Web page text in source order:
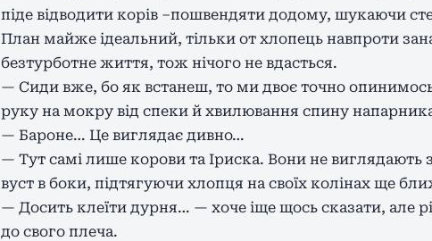
піде відводити корів –пошвендяти додому, шукаючи
План майже ідеальний, тільки от хлопець навпроти
безтурботне життя, тож нічого не вдасться.
— Сиди вже, бо як встанеш, то ми двоє точно опинимось
руку на мокру від спеки й хвилювання спину
— Бароне… Це виглядає дивно…
— Тут самі лише корови та Іриска. Вони не
вуст в боки, підтягуючи хлопця на своїх колінах ще
— Досить клеїти дурня… — хоче іще щось сказати, але
до свого плеча.